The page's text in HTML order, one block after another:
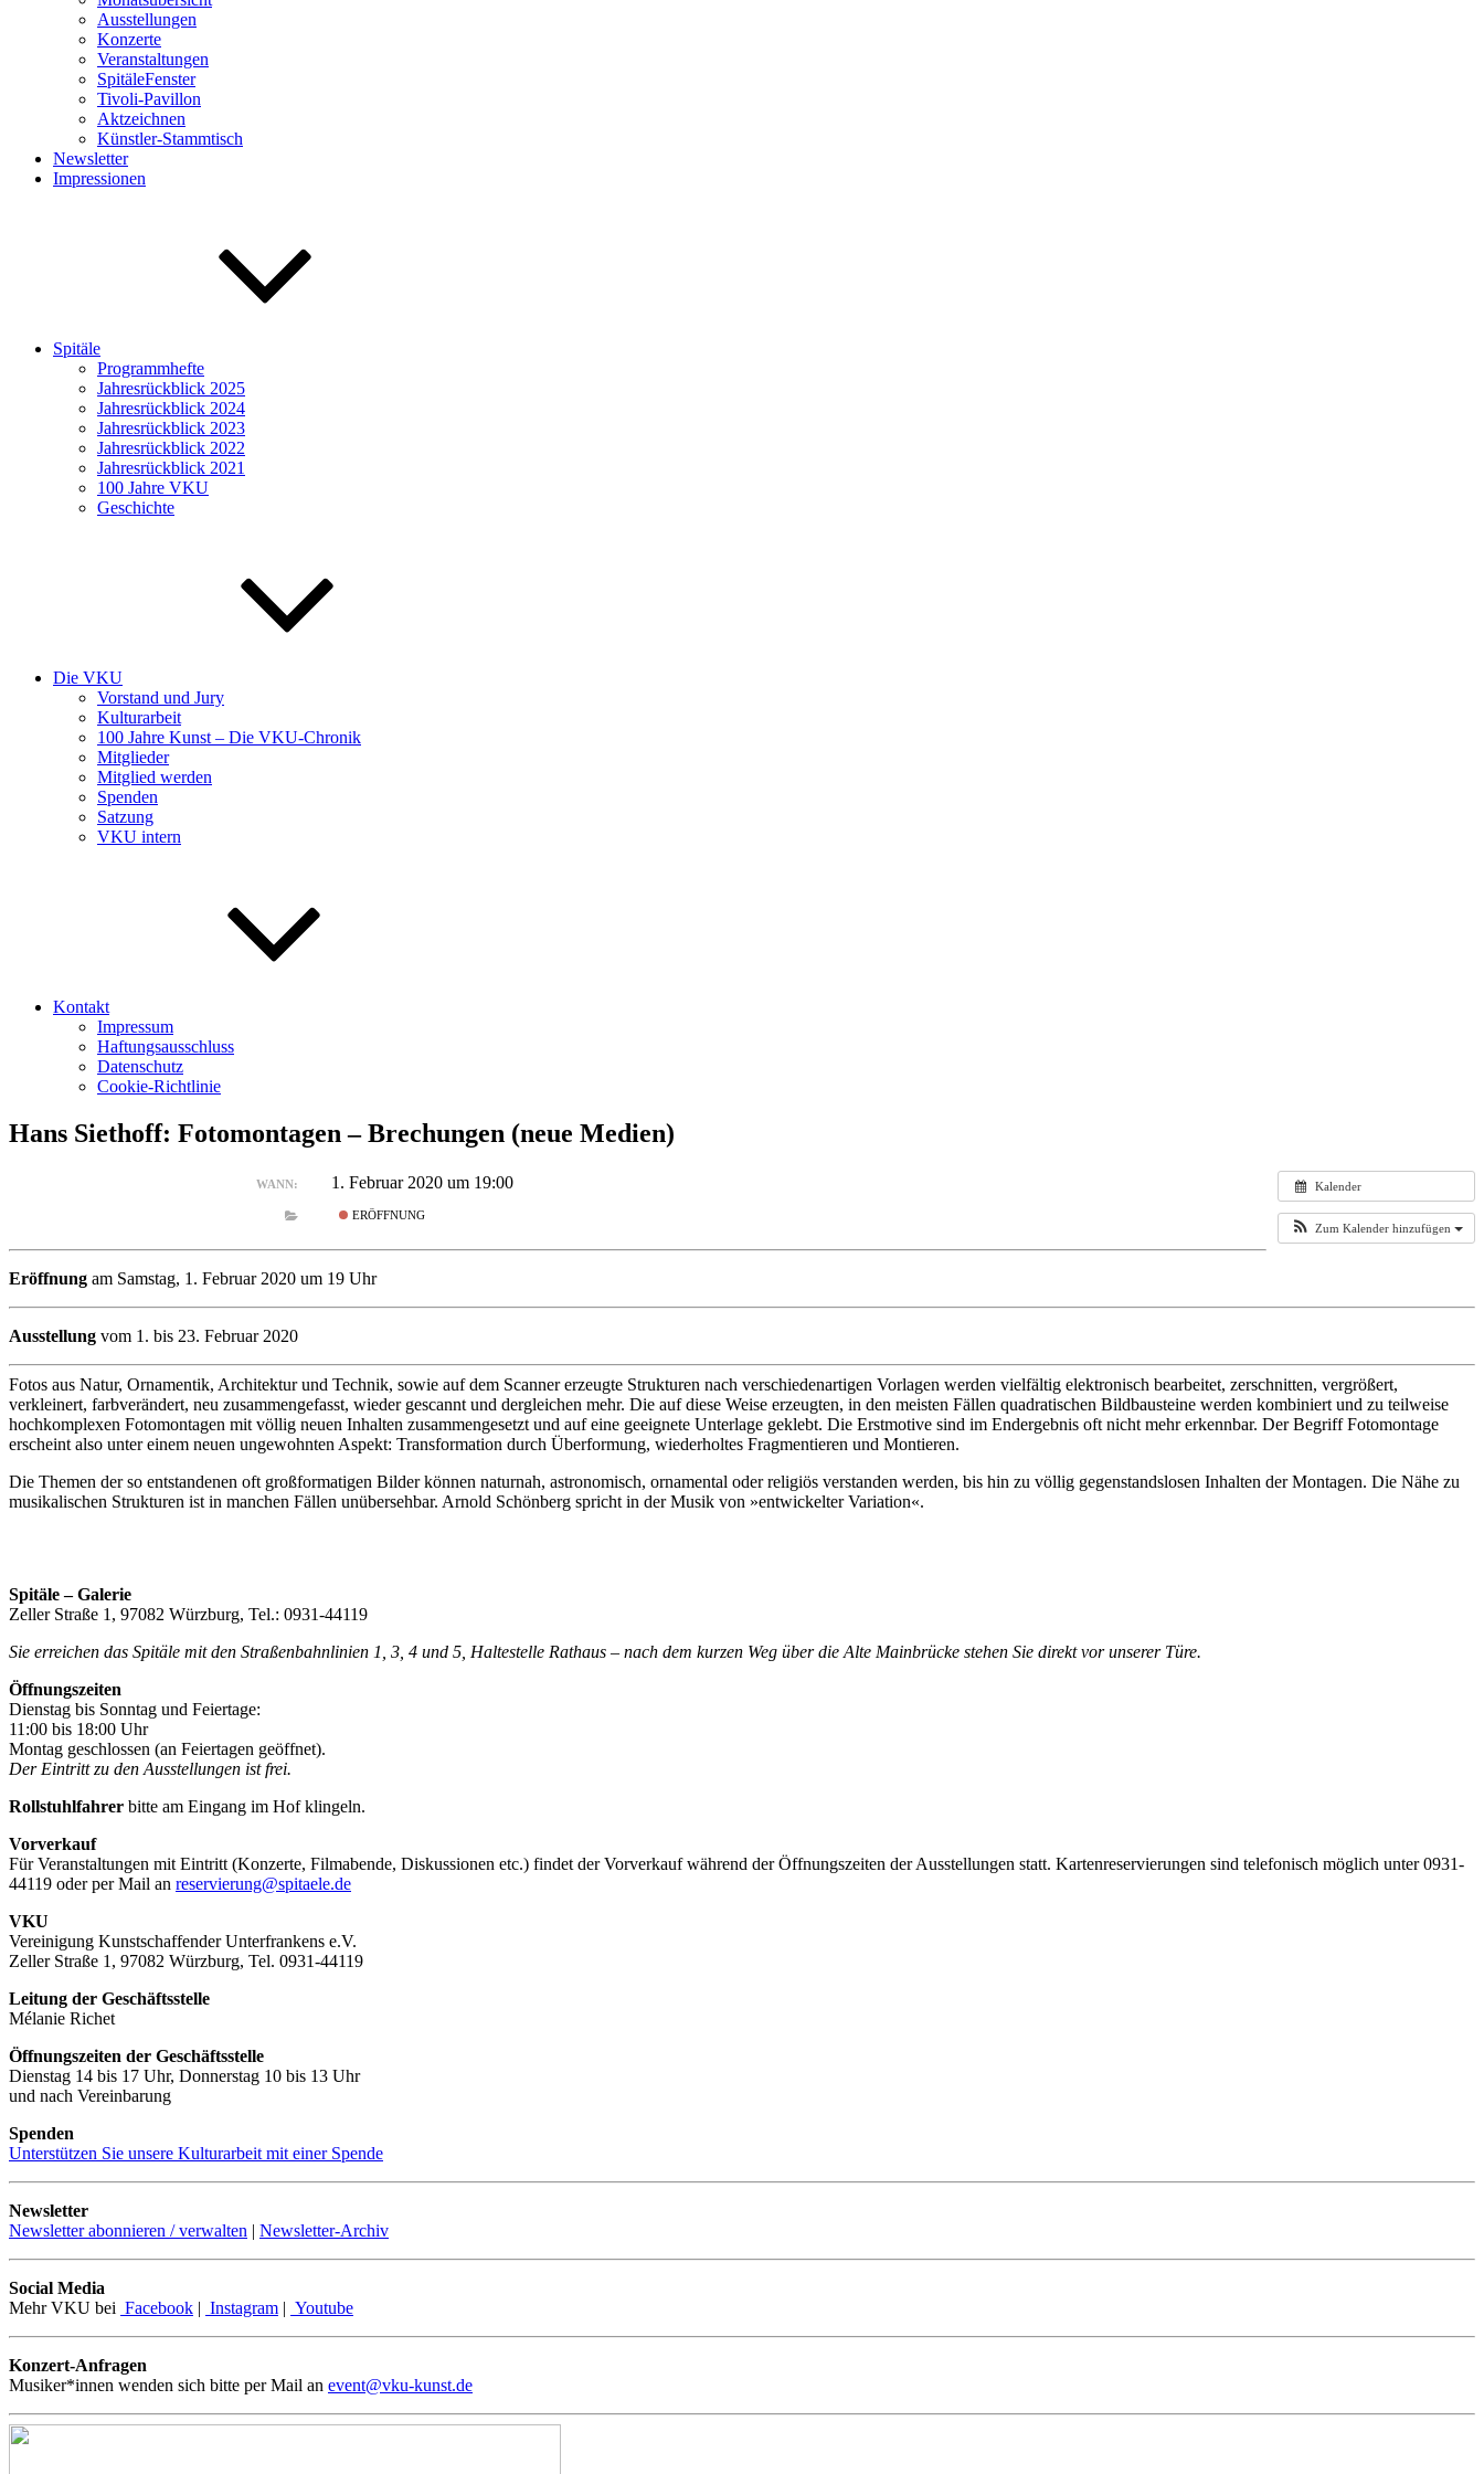
Ausstellungen
Konzerte
Veranstaltungen
SpitäleFenster
Tivoli-Pavillon
Aktzeichnen
Künstler-Stammtisch
Newsletter
Impressionen
Spitäle
Programmhefte
Jahresrückblick 2025
Jahresrückblick 2024
Jahresrückblick 2023
Jahresrückblick 2022
Jahresrückblick 2021
100 Jahre VKU
Geschichte
Die VKU
Vorstand und Jury
Kulturarbeit
100 Jahre Kunst – Die VKU-Chronik
Mitglieder
Mitglied werden
Spenden
Satzung
VKU intern
Kontakt
Impressum
Haftungsausschluss
Datenschutz
Cookie-Richtlinie
Hans Siethoff: Fotomontagen – Brechungen (neue Medien)
Kalender
Zum Kalender hinzufügen
WANN: 1. Februar 2020 um 19:00
ERÖFFNUNG
Eröffnung am Samstag, 1. Februar 2020 um 19 Uhr
Ausstellung vom 1. bis 23. Februar 2020
Fotos aus Natur, Ornamentik, Architektur und Technik, sowie auf dem Scanner erzeugte Strukturen nach verschiedenartigen Vorlagen werden vielfältig elektronisch bearbeitet, zerschnitten, vergrößert,
verkleinert, farbverändert, neu zusammengefasst, wieder gescannt und dergleichen mehr. Die auf diese Weise erzeugten, in den meisten Fällen quadratischen Bildbausteine werden kombiniert und zu teilweise
hochkomplexen Fotomontagen mit völlig neuen Inhalten zusammengesetzt und auf eine geeignete Unterlage geklebt. Die Erstmotive sind im Endergebnis oft nicht mehr erkennbar. Der Begriff Fotomontage
erscheint also unter einem neuen ungewohnten Aspekt: Transformation durch Überformung, wiederholtes Fragmentieren und Montieren.
Die Themen der so entstandenen oft großformatigen Bilder können naturnah, astronomisch, ornamental oder religiös verstanden werden, bis hin zu völlig gegenstandslosen Inhalten der Montagen. Die Nähe zu
musikalischen Strukturen ist in manchen Fällen unübersehbar. Arnold Schönberg spricht in der Musik von »entwickelter Variation«.
Spitäle – Galerie
Zeller Straße 1, 97082 Würzburg, Tel.: 0931-44119
Sie erreichen das Spitäle mit den Straßenbahnlinien 1, 3, 4 und 5, Haltestelle Rathaus – nach dem kurzen Weg über die Alte Mainbrücke stehen Sie direkt vor unserer Türe.
Öffnungszeiten
Dienstag bis Sonntag und Feiertage:
11:00 bis 18:00 Uhr
Montag geschlossen (an Feiertagen geöffnet).
Der Eintritt zu den Ausstellungen ist frei.
Rollstuhlfahrer bitte am Eingang im Hof klingeln.
Vorverkauf
Für Veranstaltungen mit Eintritt (Konzerte, Filmabende, Diskussionen etc.) findet der Vorverkauf während der Öffnungszeiten der Ausstellungen statt. Kartenreservierungen sind telefonisch möglich unter 0931-
44119 oder per Mail an reservierung@spitaele.de
VKU
Vereinigung Kunstschaffender Unterfrankens e.V.
Zeller Straße 1, 97082 Würzburg, Tel. 0931-44119
Leitung der Geschäftsstelle
Mélanie Richet
Öffnungszeiten der Geschäftsstelle
Dienstag 14 bis 17 Uhr, Donnerstag 10 bis 13 Uhr
und nach Vereinbarung
Spenden
Unterstützen Sie unsere Kulturarbeit mit einer Spende
Newsletter
Newsletter abonnieren / verwalten | Newsletter-Archiv
Social Media
Mehr VKU bei Facebook | Instagram | Youtube
Konzert-Anfragen
Musiker*innen wenden sich bitte per Mail an event@vku-kunst.de